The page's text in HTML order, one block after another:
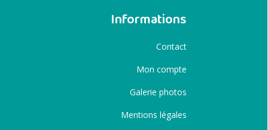
Informations
Contact
Mon compte
Galerie photos
Mentions légales